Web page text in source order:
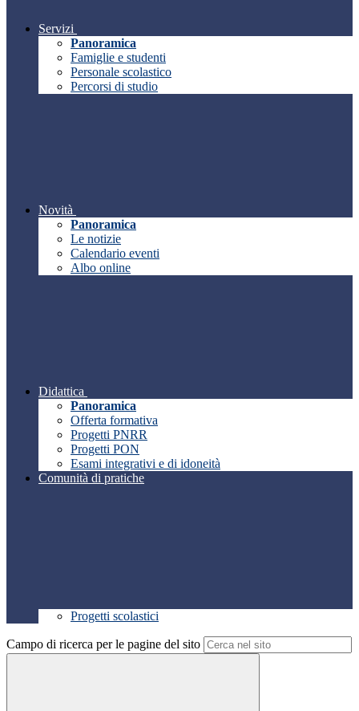
Servizi
Panoramica
Famiglie e studenti
Personale scolastico
Percorsi di studio
Novità
Panoramica
Le notizie
Calendario eventi
Albo online
Didattica
Panoramica
Offerta formativa
Progetti PNRR
Progetti PON
Esami integrativi e di idoneità
Comunità di pratiche
Progetti scolastici
Campo di ricerca per le pagine del sito